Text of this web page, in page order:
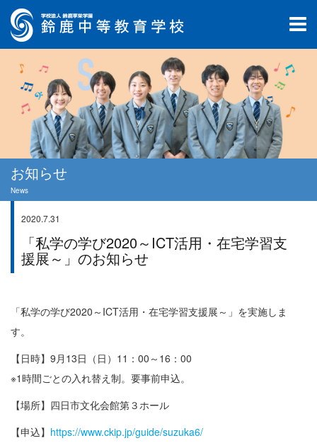
お知らせ
News
2020.7.31
「私学の学び2020～ICT活用・在宅学習支
援展～」のお知らせ
「私学の学び2020～ICT活用・在宅学習支援展～」を実施しま
す。
【日時】9月13日（日）11：00～16：00
※1時間ごとの入れ替え制。要事前申込。
【場所】四日市文化会館第３ホール
【申込】 https://www.ckip.jp/guide/suzuka6/